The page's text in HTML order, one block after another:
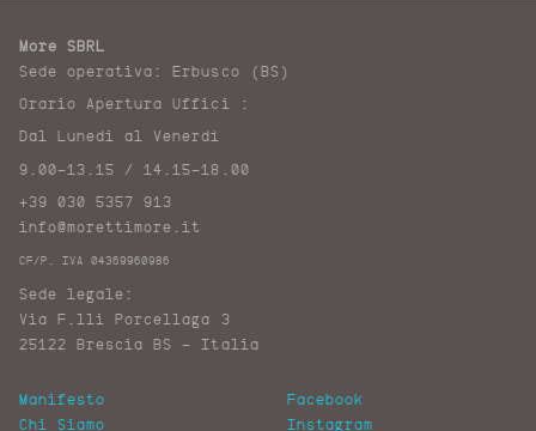
More SBRL
Sede operativa: Erbusco (BS)
Orario Apertura Uffici :
Dal Lunedi al Venerdì
9.00-13.15 / 14.15-18.00
+39 030 5357 913
info@morettimore.it
CF/P. IVA 04369960986
Sede legale:
Via F.lli Porcellaga 3
25122 Brescia BS – Italia
Manifesto
Chi Siamo
Facebook
Instagram